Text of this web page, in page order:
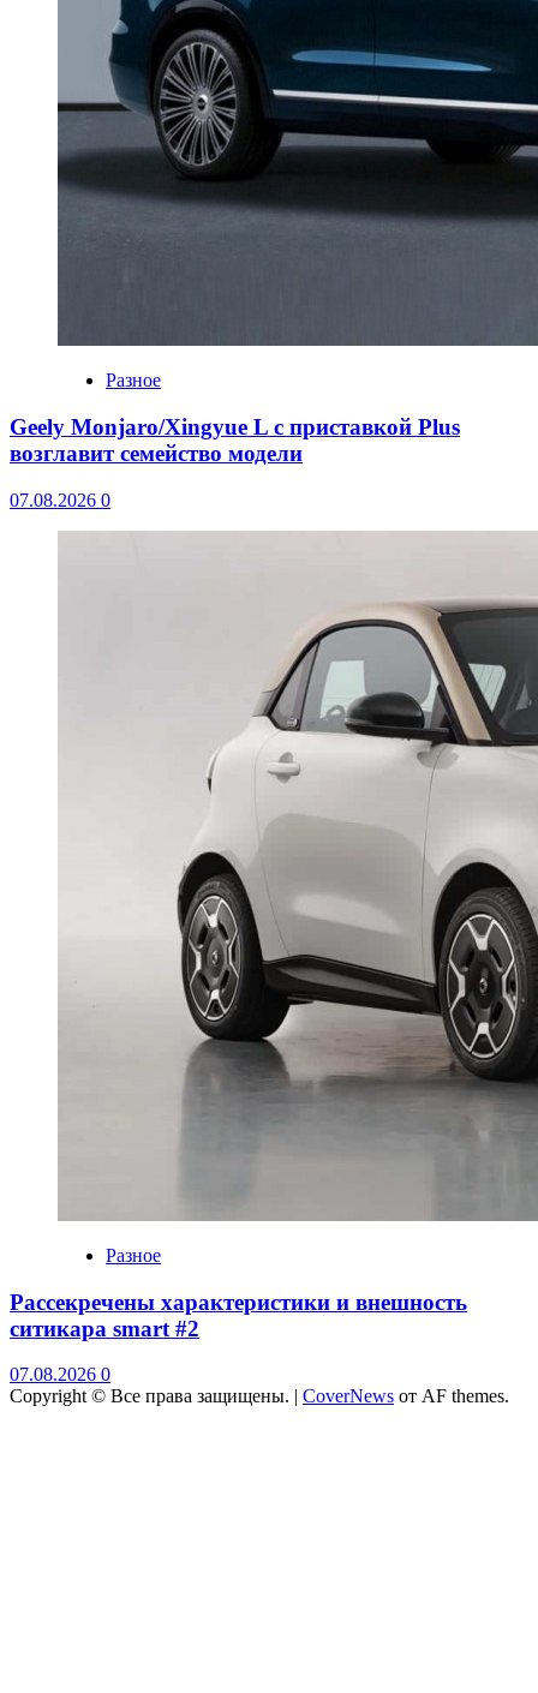
Разное
Geely Monjaro/Xingyue L с приставкой Plus
возглавит семейство модели
07.08.2026 0
Разное
Рассекречены характеристики и внешность
ситикара smart #2
07.08.2026 0
Copyright © Все права защищены. | CoverNews от AF themes.